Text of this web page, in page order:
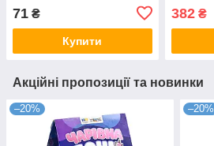
71 ₴
Купити
382₴
Акційні пропозиції та новинки
–20% –20%